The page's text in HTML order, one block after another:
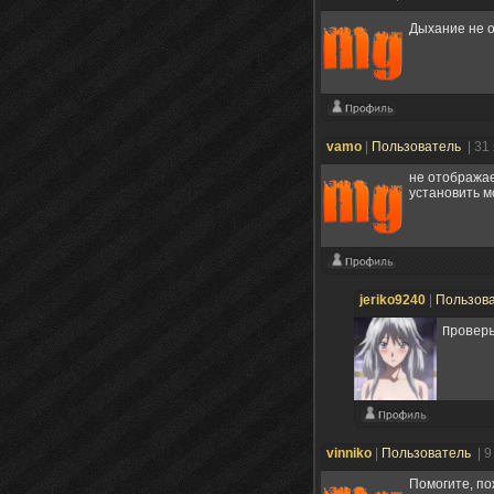
Дыхание не
vamo Пользователь
|
не
установить
jeriko9240
vinniko Пользователь
|
Помогите,